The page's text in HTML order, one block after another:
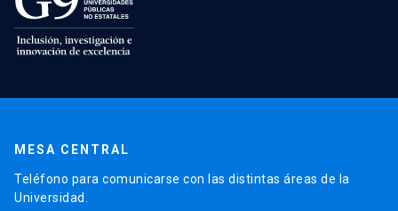
MESA CENTRAL
Teléfono para comunicarse con las distintas áreas de la
Universidad.